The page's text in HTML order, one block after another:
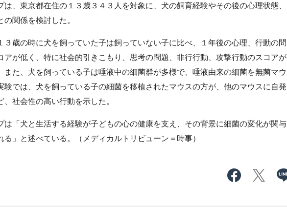
、東京都在住の１３歳３４３人を対象に、犬の飼育経験やその後の心理状態、
の関係を検討した。
歳の時に犬を飼っていた子は飼っていない子に比べ、１年後の心理、行動の問
アが低く、特に社会的引きこもり、思考の問題、非行行動、攻撃行動のスコアが
また、犬を飼っている子は唾液中の細菌群が多様で、唾液由来の細菌を無菌マウ
験では、犬を飼っている子の細菌を移植されたマウスの方が、他のマウスに自発
、社会性の高い行動を示した。
「犬と生活する経験が子どもの心の健康を支え、その背景に細菌の変化が関与
る」と述べている。（メディカルトリビューン＝時事）